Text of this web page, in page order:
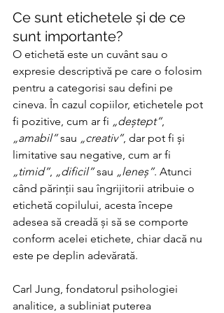
Ce sunt etichetele și de ce
sunt importante?
O etichetă este un cuvânt sau o
expresie descriptivă pe care o folosim
pentru a categorisi sau defini pe
cineva. În cazul copiilor, etichetele pot
fi pozitive, cum ar fi „deștept”,
„amabil” sau „creativ”, dar pot fi și
limitative sau negative, cum ar fi
„timid”, „dificil” sau „leneș”. Atunci
când părinții sau îngrijitorii atribuie o
etichetă copilului, acesta începe
adesea să creadă și să se comporte
conform acelei etichete, chiar dacă nu
este pe deplin adevărată.
Carl Jung, fondatorul psihologiei
analitice, a subliniat puterea